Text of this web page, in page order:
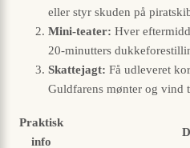
eller styr skuden på
Mini-teater: Hver
20-minutters
Skattejagt: Få udleveret
Guldfarens mønter og vind
Praktisk
info